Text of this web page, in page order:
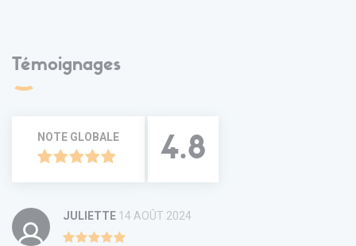
Témoignages
NOTE GLOBALE 4.8
JULIETTE14 AOÛT 2024